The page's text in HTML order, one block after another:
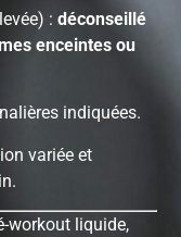
:déconseillé
enceintes ou
indiquées.
variée et
workout liquide,